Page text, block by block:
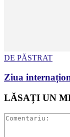
DE PĂSTRAT
Ziua
LĂSAȚI UN